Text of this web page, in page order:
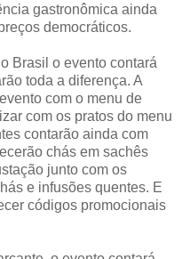
gastronômica ainda
democráticos.
Brasil o evento contará
toda a diferença. A
com o menu de
com os pratos do menu
contarão ainda com
chás em sachês
junto com os
e infusões quentes. E
códigos promocionais